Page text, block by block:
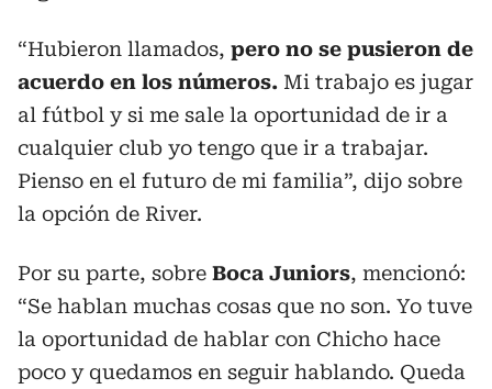
“Hubieron llamados, pero no se pusieron de
acuerdo en los números. Mi trabajo es jugar
al fútbol y si me sale la oportunidad de ir a
cualquier club yo tengo que ir a trabajar.
Pienso en el futuro de mi familia”, dijo sobre
la opción de River.
Por su parte, sobre Boca Juniors, mencionó:
“Se hablan muchas cosas que no son. Yo tuve
la oportunidad de hablar con Chicho hace
poco y quedamos en seguir hablando. Queda